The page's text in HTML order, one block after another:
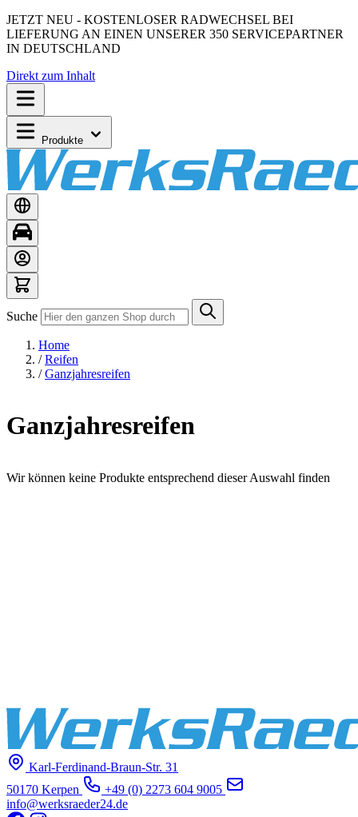
JETZT NEU - KOSTENLOSER RADWECHSEL BEI
LIEFERUNG AN EINEN UNSERER 350 SERVICEPARTNER
IN DEUTSCHLAND
Direkt zum Inhalt
Produkte
Suche
Home
/ Reifen
/ Ganzjahresreifen
Ganzjahresreifen
Wir können keine Produkte entsprechend dieser Auswahl finden
Karl-Ferdinand-Braun-Str. 31
50170 Kerpen
+49 (0) 2273 604 9005
info@werksraeder24.de